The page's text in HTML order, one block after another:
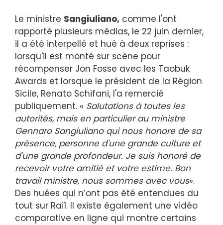
Le ministre Sangiuliano, comme l'ont
rapporté plusieurs médias, le 22 juin dernier,
il a été interpellé et hué à deux reprises :
lorsqu'il est monté sur scène pour
récompenser Jon Fosse avec les Taobuk
Awards et lorsque le président de la Région
Sicile, Renato Schifani, l'a remercié
publiquement. « Salutations à toutes les
autorités, mais en particulier au ministre
Gennaro Sangiuliano qui nous honore de sa
présence, personne d'une grande culture et
d'une grande profondeur. Je suis honoré de
recevoir votre amitié et votre estime. Bon
travail ministre, nous sommes avec vous».
Des huées qui n’ont pas été entendues du
tout sur Rai1. Il existe également une vidéo
comparative en ligne qui montre certains